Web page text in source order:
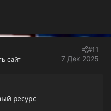
сайт 7 Дек 2025
#11
ресурс: